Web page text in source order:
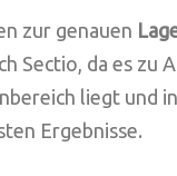
zur genauen
Sectio, da es zu
liegt und
Ergebnisse.